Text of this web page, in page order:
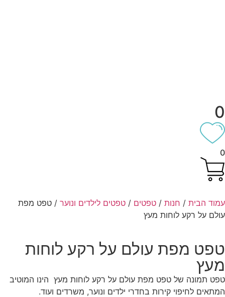
הבית/חנות/טפטים/טפטים לילדים ונוער/ טפט מפת
על רקע לוחות מעץ
מפת עולם על רקע לוחות
תמונה של טפט מפת עולם על רקע לוחות מעץ הינו המוטיב
לחיפוי קירות בחדרי ילדים ונוער, משרדים ועוד.